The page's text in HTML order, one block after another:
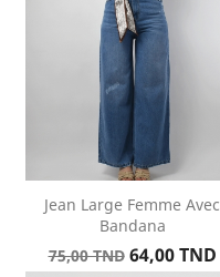
Jean Large Femme Avec
Bandana
Prix
75,00 TND Prix
64,00 TND